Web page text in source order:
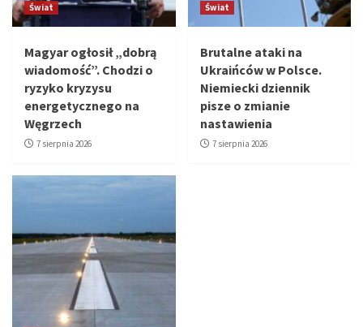
Świat
Magyar ogłosił „dobrą
wiadomość”. Chodzi o
ryzyko kryzysu
energetycznego na
Węgrzech
7 sierpnia 2026
Świat
Brutalne ataki na
Ukraińców w Polsce.
Niemiecki dziennik
pisze o zmianie
nastawienia
7 sierpnia 2026